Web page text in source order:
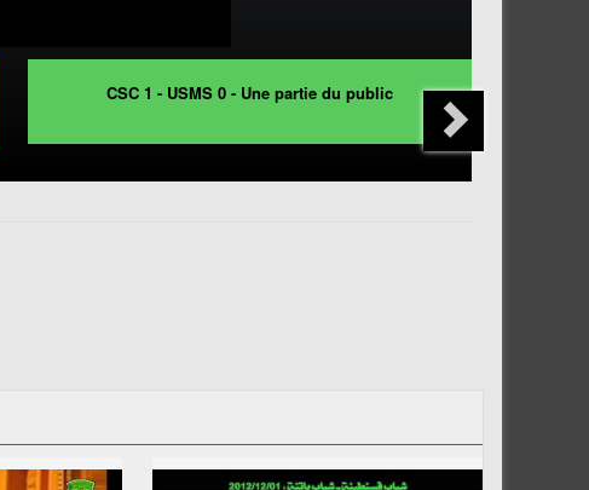
CSC 1 - USMS 0 - Une partie du public